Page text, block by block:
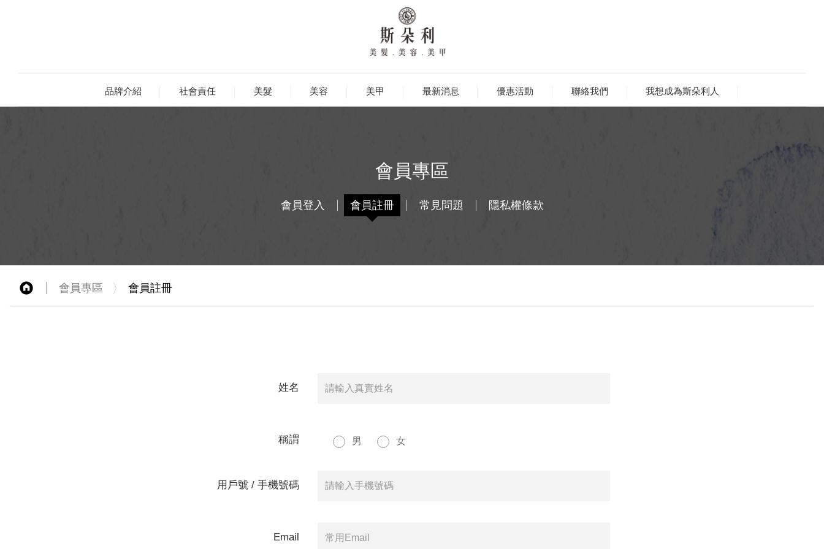
品牌介紹 社會責任 美髮 美容 美甲 最新消息 優惠活動 聯絡我們 我想成為斯朵利人
會員專區
會員登入 會員註冊 常見問題 隱私權條款
會員專區 會員註冊
姓名
稱謂 男 女
用戶號 / 手機號碼
Email